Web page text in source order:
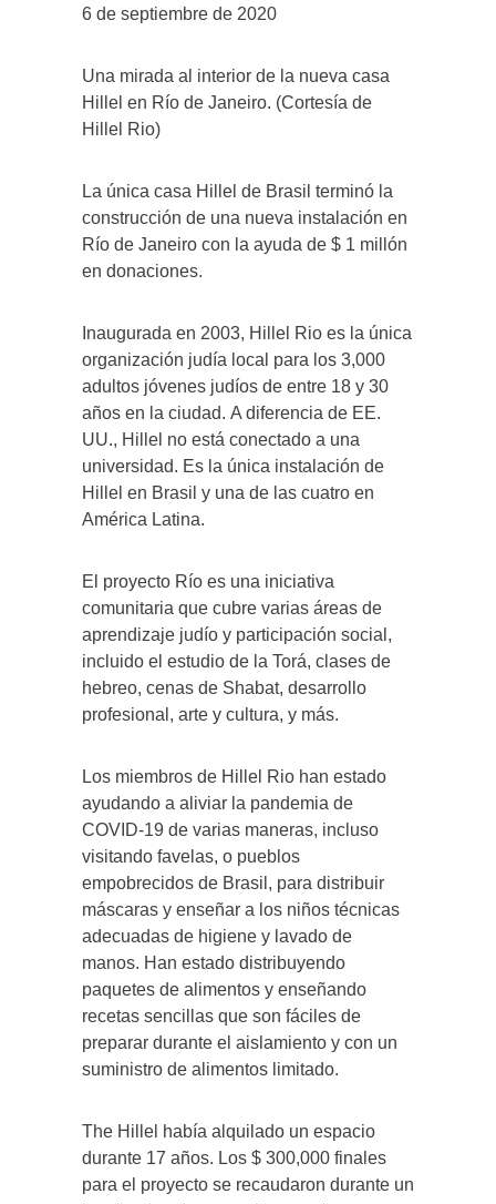
6 de septiembre de 2020
Una mirada al interior de la nueva casa
Hillel en Río de Janeiro. (Cortesía de
Hillel Rio)
La única casa Hillel de Brasil terminó la
construcción de una nueva instalación en
Río de Janeiro con la ayuda de $ 1 millón
en donaciones.
Inaugurada en 2003, Hillel Rio es la única
organización judía local para los 3,000
adultos jóvenes judíos de entre 18 y 30
años en la ciudad. A diferencia de EE.
UU., Hillel no está conectado a una
universidad. Es la única instalación de
Hillel en Brasil y una de las cuatro en
América Latina.
El proyecto Río es una iniciativa
comunitaria que cubre varias áreas de
aprendizaje judío y participación social,
incluido el estudio de la Torá, clases de
hebreo, cenas de Shabat, desarrollo
profesional, arte y cultura, y más.
Los miembros de Hillel Rio han estado
ayudando a aliviar la pandemia de
COVID-19 de varias maneras, incluso
visitando favelas, o pueblos
empobrecidos de Brasil, para distribuir
máscaras y enseñar a los niños técnicas
adecuadas de higiene y lavado de
manos. Han estado distribuyendo
paquetes de alimentos y enseñando
recetas sencillas que son fáciles de
preparar durante el aislamiento y con un
suministro de alimentos limitado.
The Hillel había alquilado un espacio
durante 17 años. Los $ 300,000 finales
para el proyecto se recaudaron durante un